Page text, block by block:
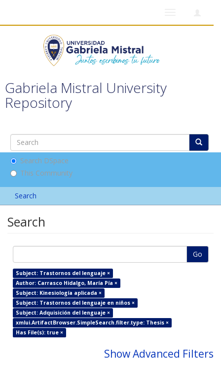
Gabriela Mistral University
Repository
Search DSpace
This Community
Search
Search
Go
Subject: Trastornos del lenguaje ×
Author: Carrasco Hidalgo, María Pía ×
Subject: Kinesiología aplicada ×
Subject: Trastornos del lenguaje en niños ×
Subject: Adquisición del lenguaje ×
xmlui.ArtifactBrowser.SimpleSearch.filter.type: Thesis ×
Has File(s): true ×
Show Advanced Filters